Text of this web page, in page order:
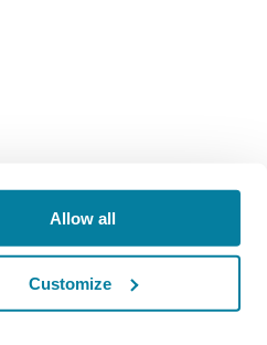
Allow all
Customize
Czech